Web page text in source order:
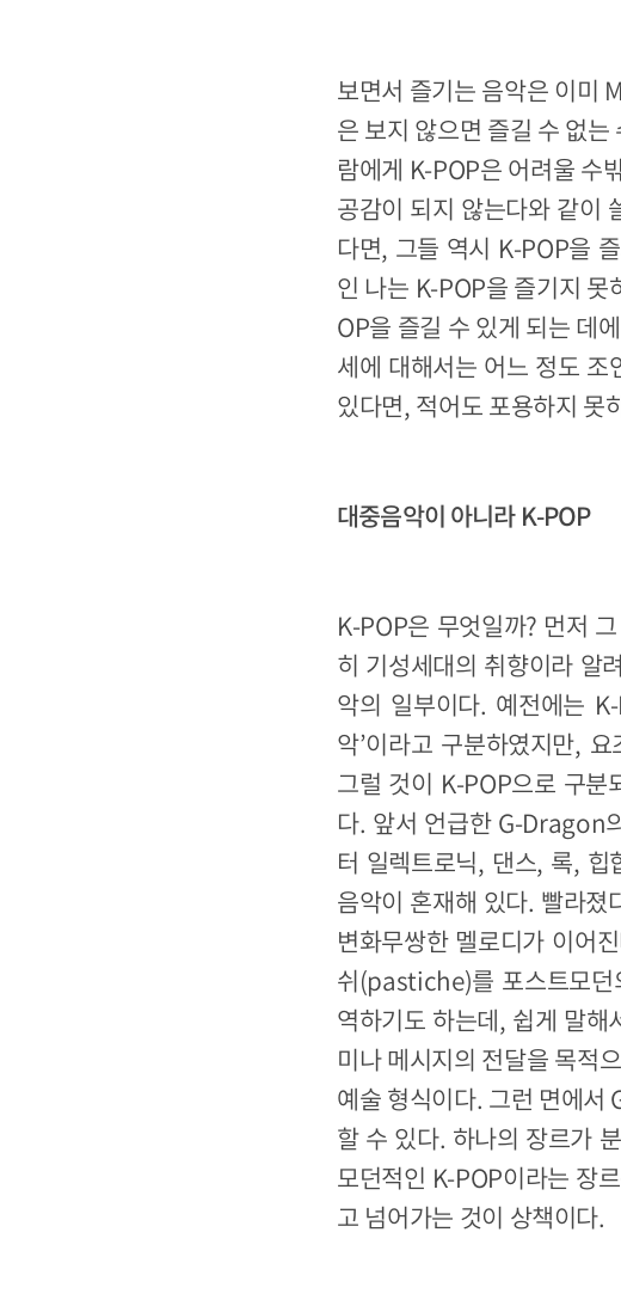
보면서 즐기는 음악은 이미
은 보지 않으면 즐길 수 없
람에게 K-POP은 어려울 수
공감이 되지 않는다와 같이
다면, 그들 역시 K-POP을
인 나는 K-POP을 즐기지
OP을 즐길 수 있게 되는 데
세에 대해서는 어느 정도
있다면, 적어도 포용하지 못
대중음악이 아니라 K-POP
K-POP은 무엇일까? 먼저
히 기성세대의 취향이라 알
악의 일부이다. 예전에는
악’이라고 구분하였지만,
그럴 것이 K-POP으로 구분
다. 앞서 언급한 G-Dragon
터 일렉트로닉, 댄스, 록,
음악이 혼재해 있다. 빨라
변화무쌍한 멜로디가 이어
쉬(pastiche)를 포스트모던
역하기도 하는데, 쉽게 말
미나 메시지의 전달을 목적
예술 형식이다. 그런 면에
할 수 있다. 하나의 장르가
모던적인 K-POP이라는 장
고 넘어가는 것이 상책이다.